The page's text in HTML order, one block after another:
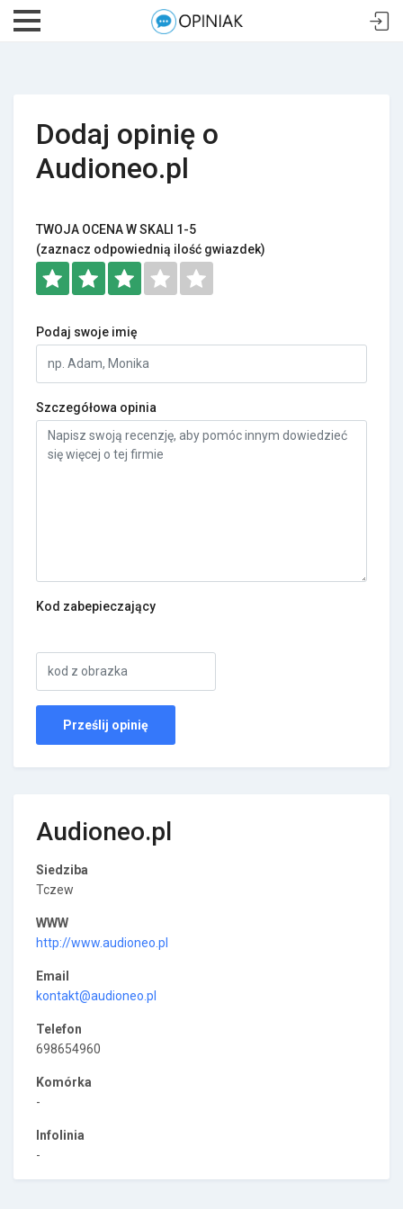
Dodaj opinię o
Audioneo.pl
TWOJA OCENA W SKALI 1-5
(zaznacz odpowiednią ilość gwiazdek)
Podaj swoje imię
Szczegółowa opinia
Kod zabepieczający
Audioneo.pl
Siedziba
Tczew
WWW
http://www.audioneo.pl
Email
kontakt@audioneo.pl
Telefon
698654960
Komórka
-
Infolinia
-